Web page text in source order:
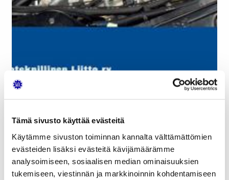
Tämä sivusto käyttää evästeitä
Käytämme sivuston toiminnan kannalta välttämättömien
evästeiden lisäksi evästeitä kävijämäärämme
analysoimiseen, sosiaalisen median ominaisuuksien
tukemiseen, viestinnän ja markkinoinnin kohdentamiseen
SATL on julkaissut Vesa Linja-ahon kirjoittaman
Sähkö- ja hybridiajoneuvojen sähkötyöturvallisuus -
kirjan 4. uudistetun painoksen.